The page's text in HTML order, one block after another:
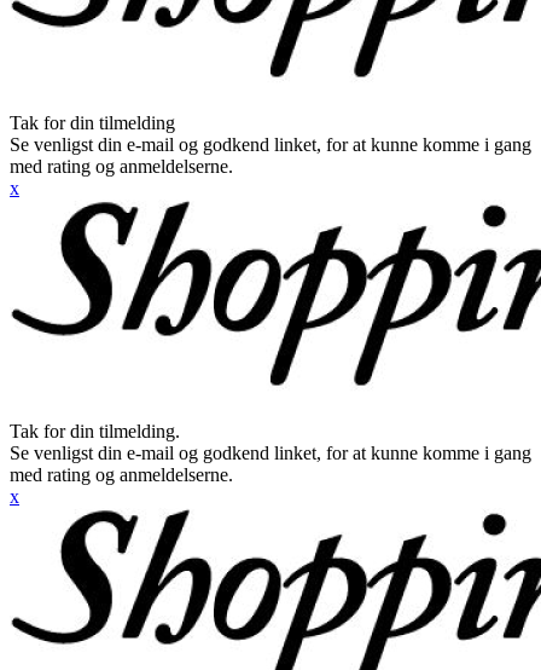
Tak for din tilmelding
Se venligst din e-mail og godkend linket, for at kunne komme i gang
med rating og anmeldelserne.
x
Tak for din tilmelding.
Se venligst din e-mail og godkend linket, for at kunne komme i gang
med rating og anmeldelserne.
x